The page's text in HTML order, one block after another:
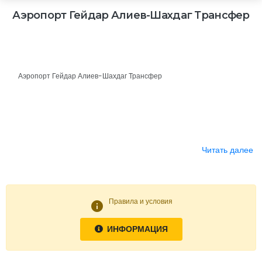
Аэропорт Гейдар Алиев-Шахдаг Трансфер
Аэропорт Гейдар Алиев-Шахдаг Трансфер
Читать далее
info Правила и условия
ИНФОРМАЦИЯ